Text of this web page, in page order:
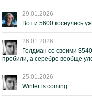
29.01.2026
Вот и 5600 коснулись
26.01.2026
Голдман со своими
пробили, а серебро вообще
25.01.2026
Winter is coming...